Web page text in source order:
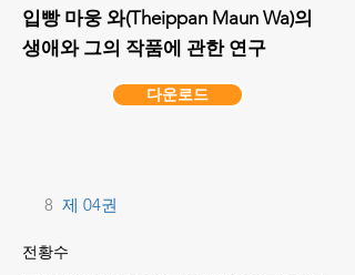
입빵 마웅 와(Theippan Maun Wa)의
생애와 그의 작품에 관한 연구
다운로드
8 제 04권
전황수